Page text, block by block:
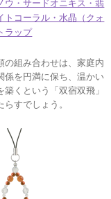
ウ・サードオニキス・翡
トコーラル・水晶（クォ
ラップ
の組み合わせは、家庭内
係を円満に保ち、温かい
築くという「双宿双飛」
らすでしょう。